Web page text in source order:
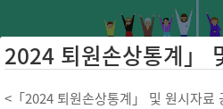
<「2024 퇴원손상통계」 및 원시자료